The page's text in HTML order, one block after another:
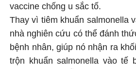
vaccine chống u sắc tố.
Thay vì tiêm khuẩn salmonella
nhà nghiên cứu có thể đánh
bệnh nhân, giúp nó nhận ra
trộn khuẩn salmonella vào tế